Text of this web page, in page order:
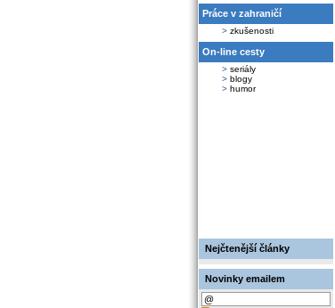
Práce v zahraničí
> zkušenosti
On-line cesty
> seriály
> blogy
> humor
Nejčtenější články
Novinky emailem